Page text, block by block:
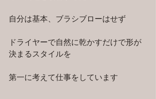
自分は基本、ブラシブローはせず
ドライヤーで自然に乾かすだけで形が
決まるスタイルを
第一に考えて仕事をしています